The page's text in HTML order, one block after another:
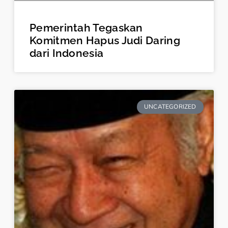
Pemerintah Tegaskan
Komitmen Hapus Judi Daring
dari Indonesia
UNCATEGORIZED